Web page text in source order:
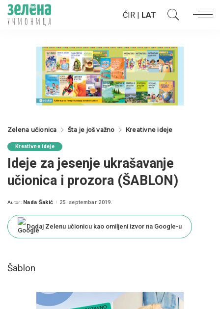
ĆIR | LAT
Zelena učionica Šta je još važno Kreativne ideje
Kreativne ideje
Ideje za jesenje ukrašavanje
učionica i prozora (ŠABLON)
Posted
Autor: Nada Šakić 25. septembar 2019.
Dodaj Zelenu učionicu kao omiljeni izvor na Google-u
Šablon